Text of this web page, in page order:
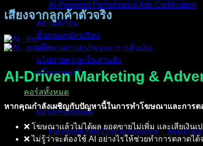
AI-Powered Performance Ads Certification
สถานที่เรียน
ขั้นตอนสมัครเรียน
นโยบายทางธุรกิจ และ การคืนเงิน
นโยบายความเป็นส่วนตัว
นโยบายคุกกี้
คอร์สทั้งหมด
คอร์ส Facebook
Facebook Ads Zero to Advance – สอนจับมื
เสียงจากลูกค้าตัวจริง
AI-Driven Marketing &
หากคุณกำลังเผชิญกับปัญหานี้ในการทำโฆษณาและการต
❌ โฆษณาแล้วไม่ได้ผล ยอดขายไม่เพิ่ม และเสียเงินเ
❌ ไม่รู้ว่าจะต้องใช้ AI อย่างไรให้ช่วยทำการตลาดได้